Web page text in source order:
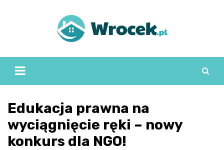
Edukacja prawna na
wyciągnięcie ręki – nowy
konkurs dla NGO!